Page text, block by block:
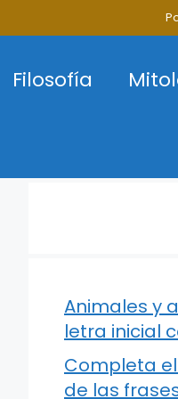
Filosofía
Animales y
letra inicial
Completa
de las